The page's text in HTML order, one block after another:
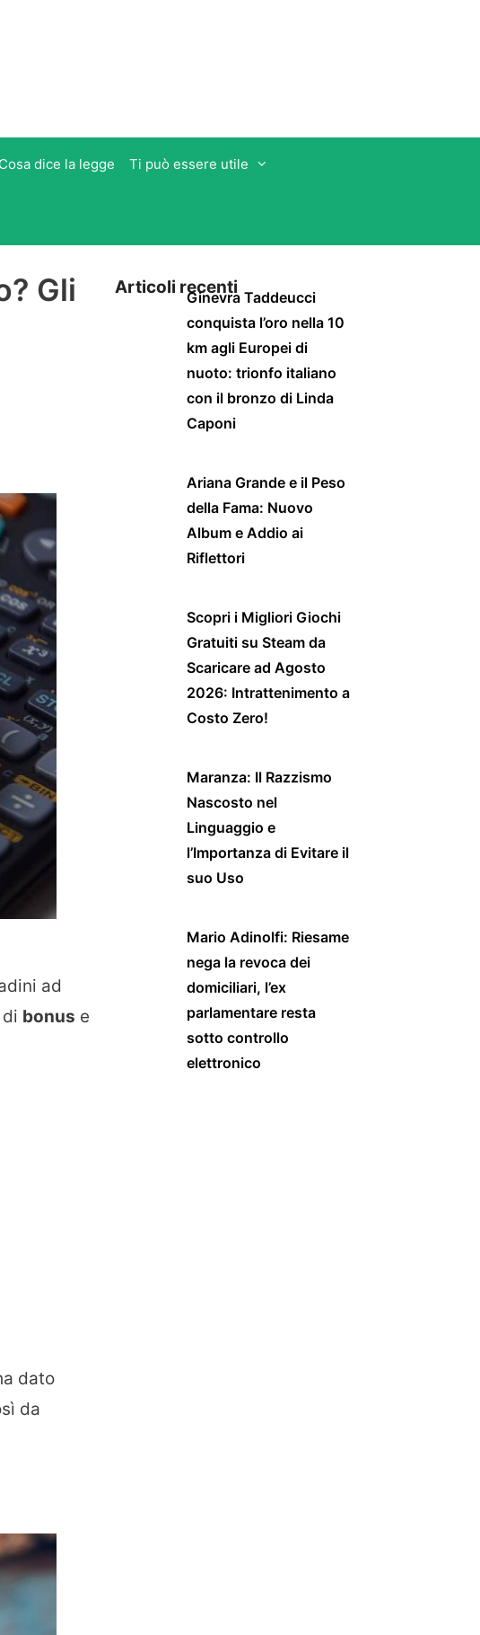
Cosa dice la legge Ti può essere utile
Gli
ad
bonus e
dato
da
Articoli recentiGinevra Taddeucci
conquista l’oro nella 10
km agli Europei di
nuoto: trionfo italiano
con il bronzo di Linda
Caponi
Ariana Grande e il Peso
della Fama: Nuovo
Album e Addio ai
Riflettori
Scopri i Migliori Giochi
Gratuiti su Steam da
Scaricare ad Agosto
2026: Intrattenimento a
Costo Zero!
Maranza: Il Razzismo
Nascosto nel
Linguaggio e
l’Importanza di Evitare il
suo Uso
Mario Adinolfi: Riesame
nega la revoca dei
domiciliari, l’ex
parlamentare resta
sotto controllo
elettronico